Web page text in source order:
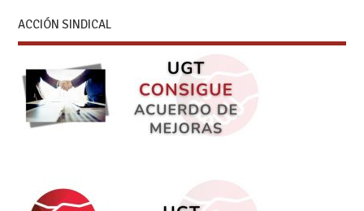
ACCIÓN SINDICAL